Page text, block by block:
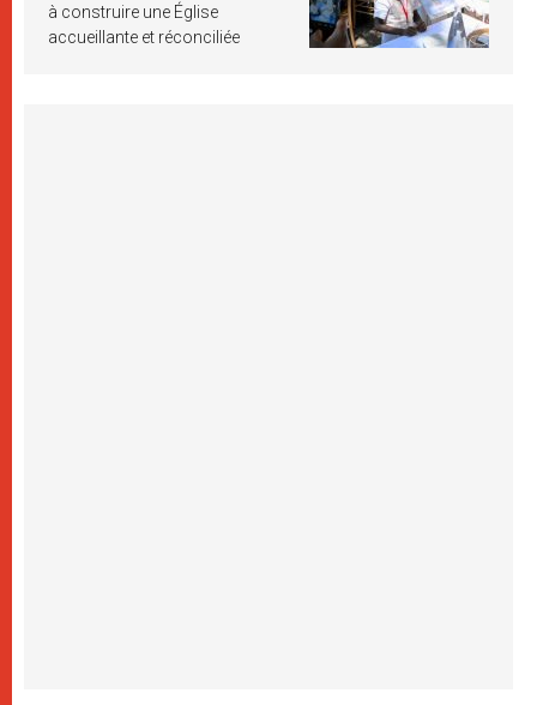
à construire une Église
accueillante et réconciliée